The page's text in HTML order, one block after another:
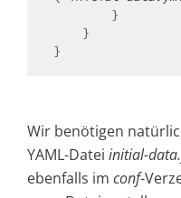
}
Wir benötigen
YAML-Datei initial-
ebenfalls im conf-